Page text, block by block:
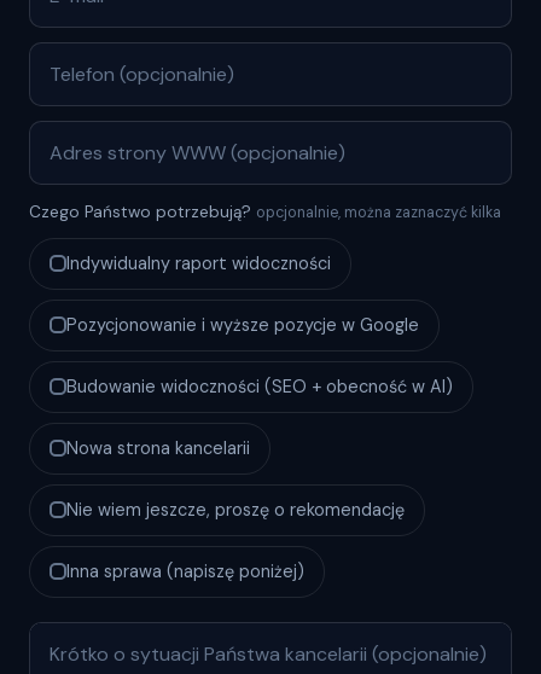
Czego Państwo potrzebują? opcjonalnie, można zaznaczyć kilka
Indywidualny raport widoczności
Pozycjonowanie i wyższe pozycje w Google
Budowanie widoczności (SEO + obecność w AI)
Nowa strona kancelarii
Nie wiem jeszcze, proszę o rekomendację
Inna sprawa (napiszę poniżej)